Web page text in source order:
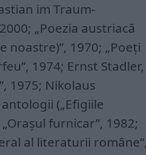
im Traum-
„Poezia austriacă
noastre)”, 1970; „Poeţi
1974; Ernst Stadler,
1975; Nikolaus
(„Efigiile
furnicar”, 1982;
al literaturii române”,